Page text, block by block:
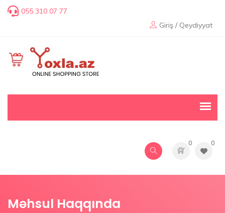
055 310 07 77
Giriş / Qeydiyyat
0 0
Məhsul Haqqında